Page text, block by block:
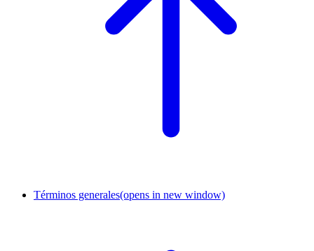
Términos generales(opens in new window)